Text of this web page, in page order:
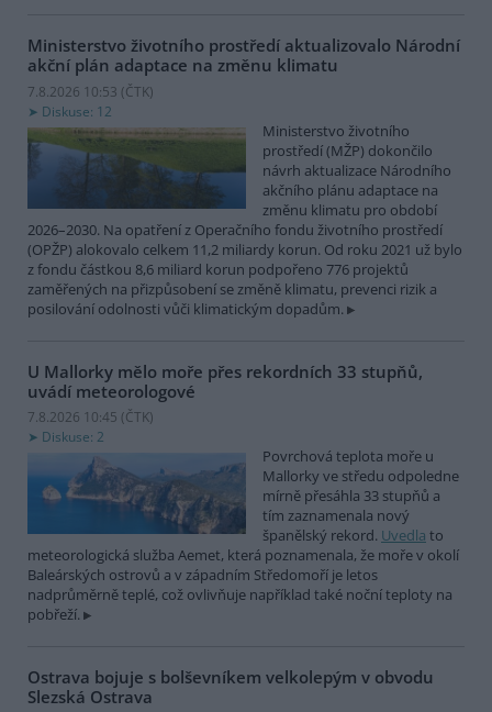
Ministerstvo životního prostředí aktualizovalo Národní
akční plán adaptace na změnu klimatu
7.8.2026 10:53 (ČTK)
Diskuse: 12
Ministerstvo životního
prostředí (MŽP) dokončilo
návrh aktualizace Národního
akčního plánu adaptace na
změnu klimatu pro období
2026–2030. Na opatření z Operačního fondu životního prostředí
(OPŽP) alokovalo celkem 11,2 miliardy korun. Od roku 2021 už bylo
z fondu částkou 8,6 miliard korun podpořeno 776 projektů
zaměřených na přizpůsobení se změně klimatu, prevenci rizik a
posilování odolnosti vůči klimatickým dopadům.
U Mallorky mělo moře přes rekordních 33 stupňů,
uvádí meteorologové
7.8.2026 10:45 (ČTK)
Diskuse: 2
Povrchová teplota moře u
Mallorky ve středu odpoledne
mírně přesáhla 33 stupňů a
tím zaznamenala nový
španělský rekord. Uvedla to
meteorologická služba Aemet, která poznamenala, že moře v okolí
Baleárských ostrovů a v západním Středomoří je letos
nadprůměrně teplé, což ovlivňuje například také noční teploty na
pobřeží.
Ostrava bojuje s bolševníkem velkolepým v obvodu
Slezská Ostrava